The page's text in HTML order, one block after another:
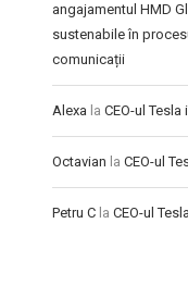
angajamentul HMD
sustenabile în
comunicații
Alexa la CEO-ul
Octavian la CEO-ul
Petru C la CEO-ul